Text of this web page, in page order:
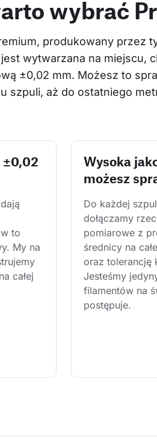
wybrać
produkowany przez
wytwarzana na miejscu,
±0,02 mm. Możesz to
szpuli, aż do ostatniego
±0,02
to
My na
całej
Wysoka
możesz
Do każdej
dołączamy
pomiarowe z
średnicy na
oraz tolerancję
Jesteśmy
filamentów na
postępuje.